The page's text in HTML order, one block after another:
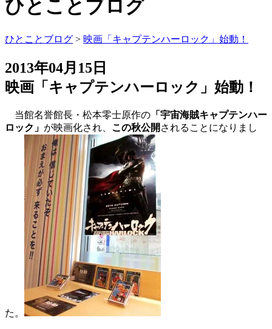
ひとことブログ
ひとことブログ > 映画「キャプテンハーロック」始動！
2013年04月15日
映画「キャプテンハーロック」始動！
当館名誉館長・松本零士原作の 「宇宙海賊キャプテンハー
ロック」 が映画化され、 この秋公開 されることになりまし
た。